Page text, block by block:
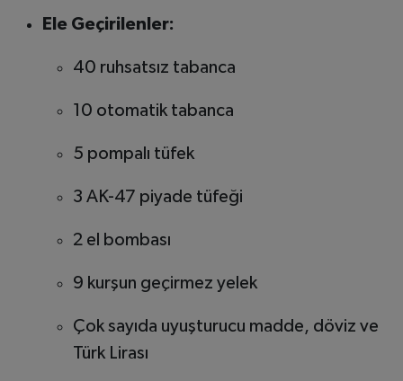
Ele Geçirilenler:
40 ruhsatsız tabanca
10 otomatik tabanca
5 pompalı tüfek
3 AK-47 piyade tüfeği
2 el bombası
9 kurşun geçirmez yelek
Çok sayıda uyuşturucu madde, döviz ve
Türk Lirası